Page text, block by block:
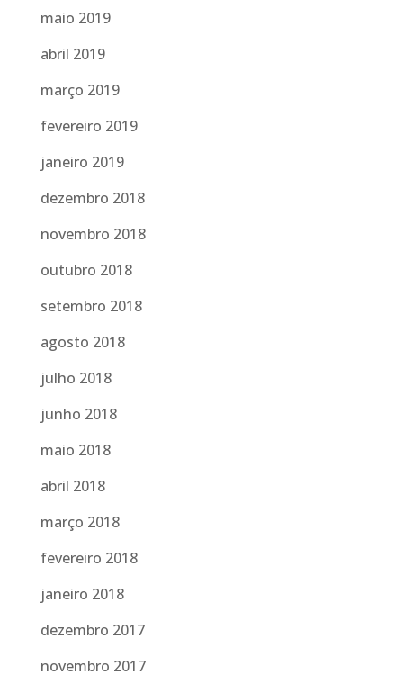
maio 2019
abril 2019
março 2019
fevereiro 2019
janeiro 2019
dezembro 2018
novembro 2018
outubro 2018
setembro 2018
agosto 2018
julho 2018
junho 2018
maio 2018
abril 2018
março 2018
fevereiro 2018
janeiro 2018
dezembro 2017
novembro 2017